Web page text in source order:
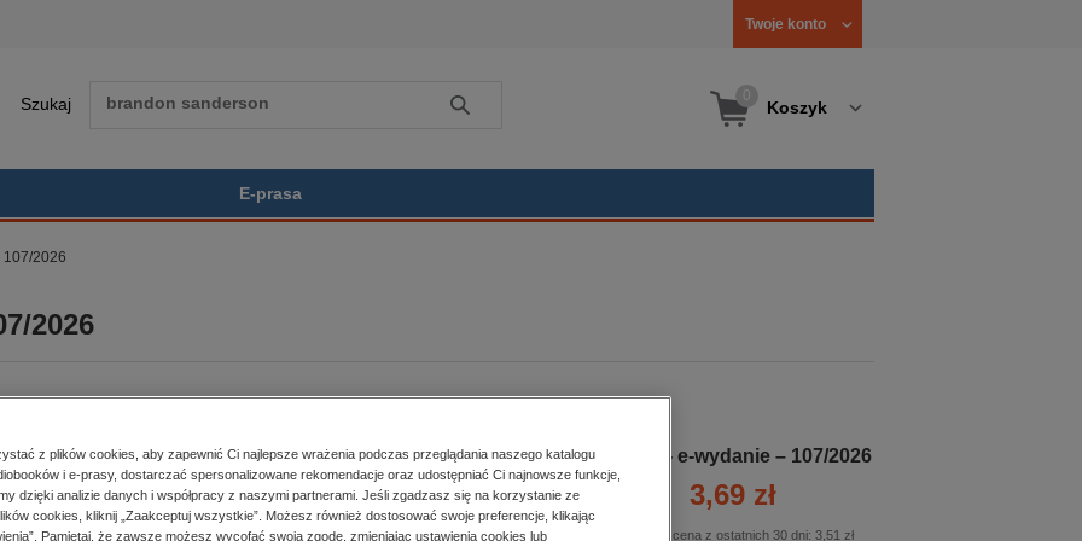
Twoje konto
Szukaj Szukaj Koszyk
E-prasa
psychologiczne
religie
107/2026
2026
107/2026
dostępności: 05.06.2026
Kupując otrzymujesz format:
PDF
Dostęp online PDF
Nowiny - e-wydanie – 107/2026
3,69 zł
Najniższa cena z ostatnich 30 dni: 3,51 zł
z plików cookies, aby zapewnić Ci najlepsze wrażenia podczas przeglądania naszego katalogu
i e-prasy, dostarczać spersonalizowane rekomendacje oraz udostępniać Ci najnowsze funkcje,
dzięki analizie danych i współpracy z naszymi partnerami. Jeśli zgadzasz się na korzystanie ze
cookies, kliknij „Zaakceptuj wszystkie”. Możesz również dostosować swoje preferencje, klikając
Pamiętaj, że zawsze możesz wycofać swoją zgodę, zmieniając ustawienia cookies lub